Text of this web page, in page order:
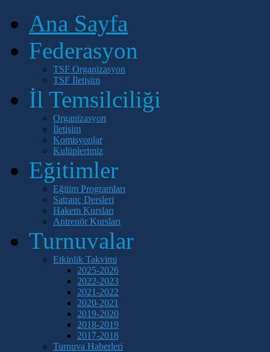
Ana Sayfa
Federasyon
TSF Organizasyon
TSF İletişim
İl Temsilciliği
Organizasyon
İletişim
Komisyonlar
Kulüplerimiz
Eğitimler
Eğitim Programları
Satranç Dersleri
Hakem Kursları
Antrenör Kursları
Turnuvalar
Etkinlik Takvimi
2025-2026
2022-2023
2021-2022
2020-2021
2019-2020
2018-2019
2017-2018
Turnuva Haberleri